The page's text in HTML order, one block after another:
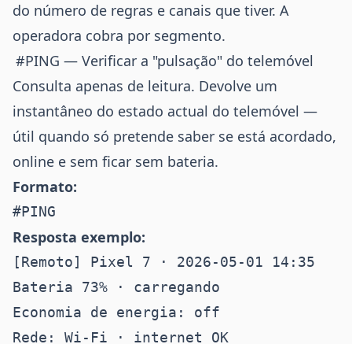
do número de regras e canais que tiver. A
operadora cobra por segmento.
#PING — Verificar a "pulsação" do telemóvel
Consulta apenas de leitura. Devolve um
instantâneo do estado actual do telemóvel —
útil quando só pretende saber se está acordado,
online e sem ficar sem bateria.
Formato:
Resposta exemplo:
[Remoto] Pixel 7 · 2026-05-01 14:35
Bateria 73% · carregando
Economia de energia: off